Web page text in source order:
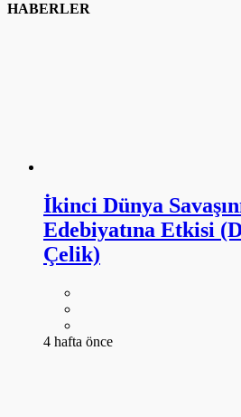
HABERLER
İkinci Dünya
Edebiyatına Etkisi
Çelik)
4 hafta önce